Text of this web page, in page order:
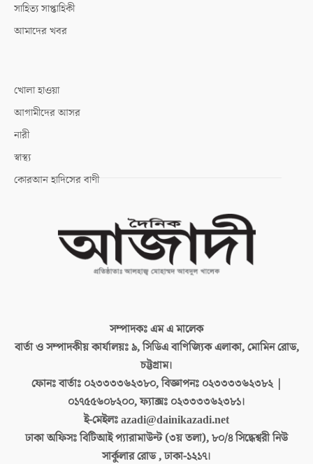
সাহিত্য সাপ্তাহিকী
আমাদের খবর
খোলা হাওয়া
আগামীদের আসর
নারী
স্বাস্থ্য
কোরআন হাদিসের বাণী
সম্পাদকঃএম এ মালেক
বার্তা ও সম্পাদকীয় কার্যালয়ঃ৯, সিডিএ বাণিজ্যিক এলাকা, মোমিন রোড,
চট্টগ্রাম।
ফোনঃ বার্তাঃ ০২৩৩৩৩৬২৩৮০, বিজ্ঞাপনঃ ০২৩৩৩৩৬২৩৮২ |
০১৭৫৫৬০৮২০০, ফ্যাক্সঃ ০২৩৩৩৩৬২৩৮১।
ই-মেইলঃazadi@dainikazadi.net
ঢাকা অফিসঃবিটিআই প্যারামাউন্ট (৩য় তলা), ৮০/৪ সিদ্ধেশ্বরী নিউ
সার্কুলার রোড , ঢাকা-১২১৭।